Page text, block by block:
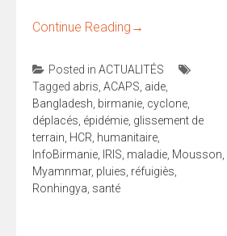
Continue Reading →
Posted in ACTUALITÉS
Tagged abris ACAPS aide
Bangladesh birmanie cyclone
déplacés épidémie glissement de
terrain HCR humanitaire
InfoBirmanie
IRIS maladie Mousson
Myamnmar, pluies réfuigiès
Ronhingya santé